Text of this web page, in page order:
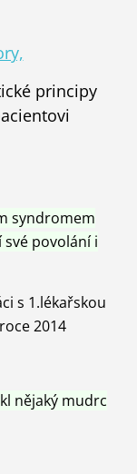
principy
syndromem
povolání i
s 1.lékařskou
2014
nějaký mudrc